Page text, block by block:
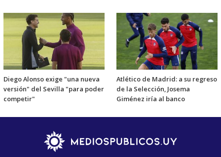
Diego Alonso exige "una nueva
versión" del Sevilla "para poder
competir"
Atlético de Madrid: a su regreso
de la Selección, Josema
Giménez iría al banco